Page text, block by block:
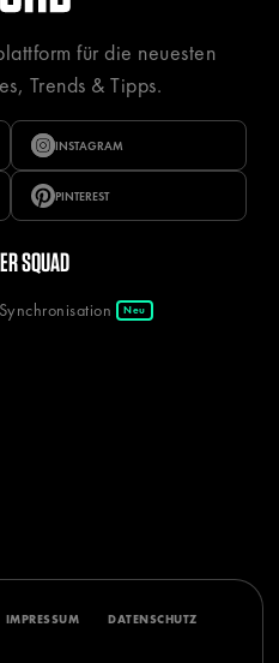
für die neuesten
Trends & Tipps.
INSTAGRAM
PINTEREST
SQUAD
Neu
IMPRESSUM DATENSCHUTZ